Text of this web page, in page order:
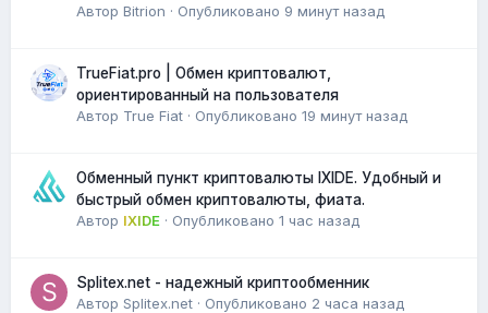
Автор Bitrion · Опубликовано 9 минут назад
TrueFiat.pro | Обмен криптовалют,
ориентированный на пользователя
Автор True Fiat · Опубликовано 19 минут назад
Обменный пункт криптовалюты IXIDE. Удобный и
быстрый обмен криптовалюты, фиата.
Автор IXIDE · Опубликовано 1 час назад
Splitex.net - надежный криптообменник
Автор Splitex.net · Опубликовано 2 часа назад